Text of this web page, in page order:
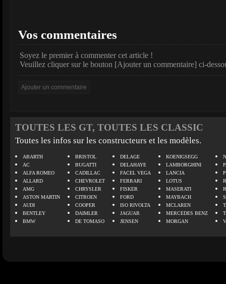
Vos commentaires
Soyez le premier à commenter cet article !
Veuillez cliquer sur le bouton [Ajouter un commentaire] ci-
TOUTES LES GT, TOUTES LES CLASSIC
Toutes les infos sur les constructeurs et les modèles.
ABARTH
AC
ALFA ROMEO
ALLARD
AMG
ASTON MARTIN
AUDI
BENTLEY
BMW
BRISTOL
BUGATTI
CADILLAC
CHEVROLET
CHRYSLER
CITROEN
COOPER
DAIMLER
DE TOMASO
DELAGE
DELAHAYE
FACEL VEGA
FERRARI
FISKER
FORD
ISO RIVOLTA
JAGUAR
JENSEN
KOENIGSEGG
LAMBORGHINI
LANCIA
LOTUS
MASERATI
MAYBACH
MCLAREN
MERCEDES BENZ
MORGAN